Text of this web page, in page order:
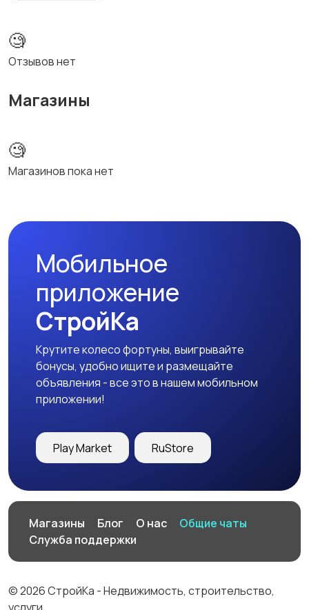
🧐
Отзывов нет
Магазины
🧐
Магазинов пока нет
Мобильное
приложение
СтройКа
Крутите колесо фортуны, выигрывайте
бонусы, удобно ищите и размещайте
объявления - все это в нашем мобильном
приложении!
Play Market RuStore
Магазины Блог О нас
Общие чаты
Служба поддержки
© 2026 СтройКа - Недвижимость, строительство,